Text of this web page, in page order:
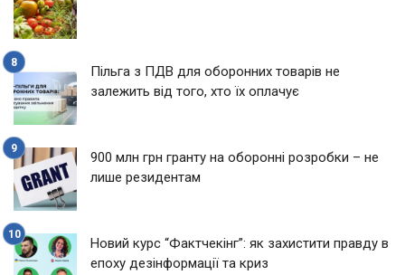
Пільга з ПДВ для оборонних товарів не
залежить від того, хто їх оплачує
900 млн грн гранту на оборонні розробки – не
лише резидентам
Новий курс “Фактчекінг”: як захистити правду в
епоху дезінформації та криз